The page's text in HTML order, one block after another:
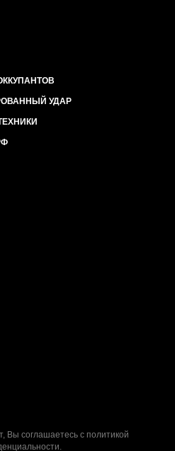
УДАР
Вы соглашаетесь с политикой
.